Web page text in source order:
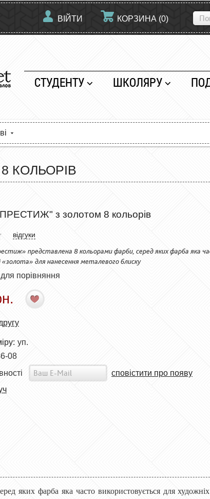
ВІЙТИ КОРЗИНА (0)
СТУДЕНТУ ШКОЛЯРУ
КОЛЬОРІВ
з золотом 8 кольорів
відгуки
представлена 8 кольорами фарби, серед яких фарба яка
«золота» для нанесення металевого блиску
порівняння
уп.
08
сповістити про появу
яких фарба яка часто використовується для